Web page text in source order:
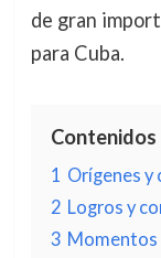
de gran
para Cuba.
Contenidos
1 Orígenes
2 Logros y
3 Momentos